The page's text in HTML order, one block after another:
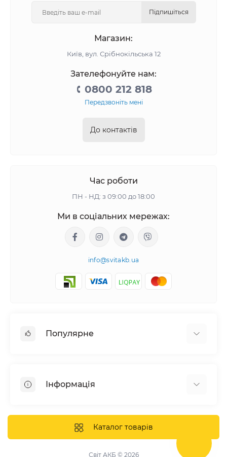
Підпишіться
Магазин:
Київ, вул. Срібнокільська 12
Зателефонуйте нам:
0800 212 818
Передзвоніть мені
До контактів
Час роботи
ПН - НД: з 09:00 до 18:00
Ми в соціальних мережах:
info@svitakb.ua
Популярне
Системи зберігання енергії
Інвертори
Інформація
Відгуки про нас
Доставка та оплата
Каталог товарів
Світ АКБ © 2026